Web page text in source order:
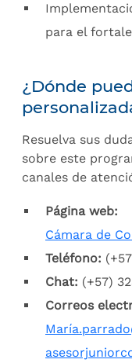
para el
¿Dónde
Resuelva sus
sobre este
canales de
Página web:
Cámara de
Teléfono:
Chat: (+57)
Correos